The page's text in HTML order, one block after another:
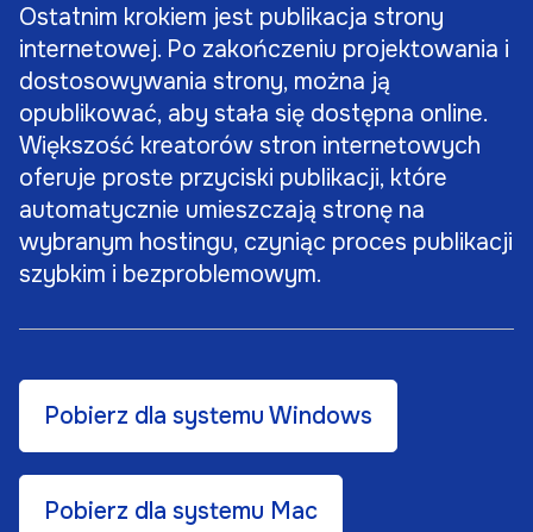
Ostatnim krokiem jest publikacja strony
internetowej. Po zakończeniu projektowania i
dostosowywania strony, można ją
opublikować, aby stała się dostępna online.
Większość kreatorów stron internetowych
oferuje proste przyciski publikacji, które
automatycznie umieszczają stronę na
wybranym hostingu, czyniąc proces publikacji
szybkim i bezproblemowym.
Pobierz dla systemu Windows
Pobierz dla systemu Mac